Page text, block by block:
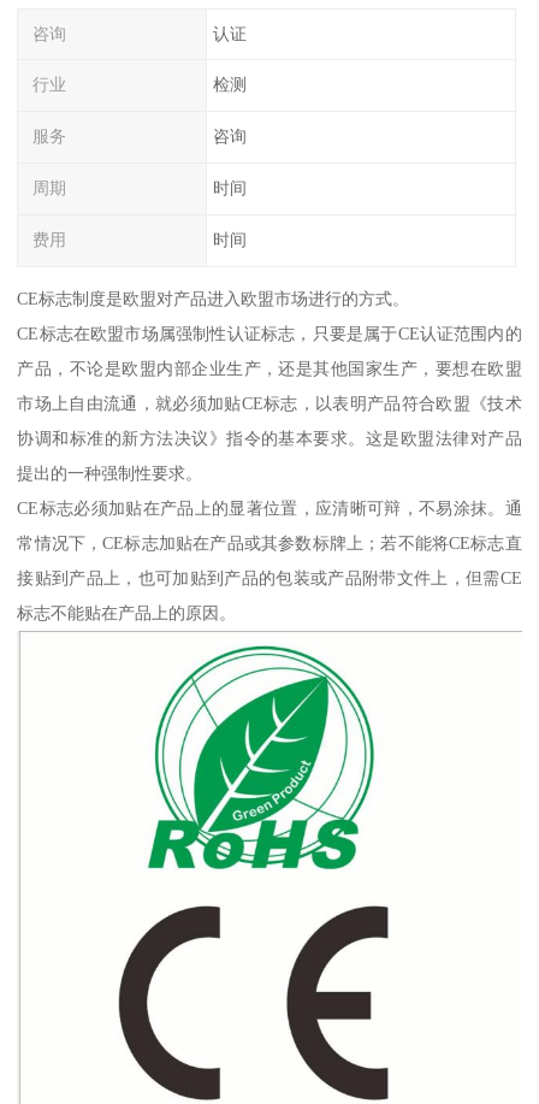
咨询 认证
行业 检测
服务 咨询
周期 时间
费用 时间
CE标志制度是欧盟对产品进入欧盟市场进行的方式。
CE标志在欧盟市场属强制性认证标志，只要是属于CE认证范围内的
产品，不论是欧盟内部企业生产，还是其他国家生产，要想在欧盟
市场上自由流通，就必须加贴CE标志，以表明产品符合欧盟《技术
协调和标准的新方法决议》指令的基本要求。这是欧盟法律对产品
提出的一种强制性要求。
CE标志必须加贴在产品上的显著位置，应清晰可辩，不易涂抹。通
常情况下，CE标志加贴在产品或其参数标牌上；若不能将CE标志直
接贴到产品上，也可加贴到产品的包装或产品附带文件上，但需CE
标志不能贴在产品上的原因。